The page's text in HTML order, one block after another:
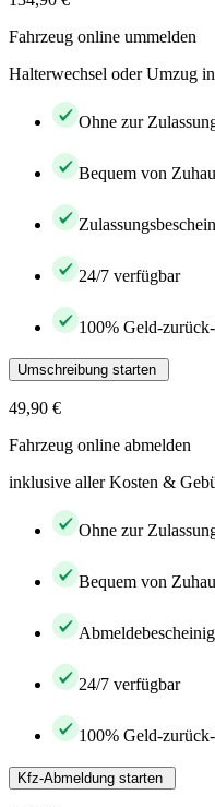
Fahrzeug online ummelden
Halterwechsel oder Umzug
Ohne zur
Bequem von
24/7 verfügbar
100% Geld-
Umschreibung starten
49,90 €
Fahrzeug online abmelden
inklusive aller Kosten &
Ohne zur
Bequem von
24/7 verfügbar
100% Geld-
Kfz-Abmeldung starten